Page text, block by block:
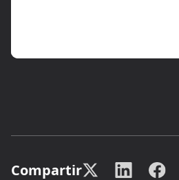
Compartir